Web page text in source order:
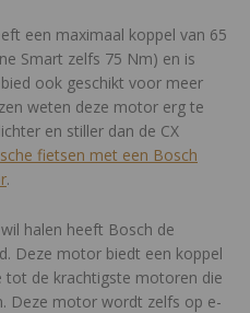
een maximaal koppel van 65
Smart zelfs 75 Nm) en is
ook geschikt voor meer
weten deze motor erg te
en stiller dan de CX
fietsen met een Bosch
.
halen heeft Bosch de
Deze motor biedt een koppel
tot de krachtigste motoren die
Deze motor wordt zelfs op e-